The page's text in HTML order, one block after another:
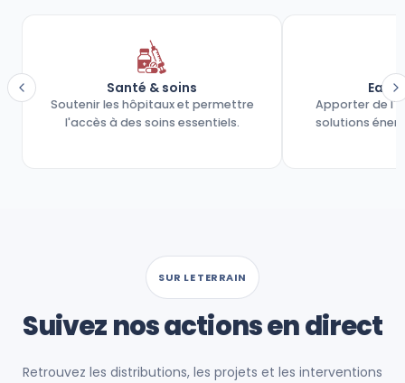
Santé & soins
Soutenir les hôpitaux et permettre
l'accès à des soins essentiels.
Eau
Apporter de
solutions
SUR LE TERRAIN
Suivez nos actions en direct
Retrouvez les distributions, les projets et les interventions